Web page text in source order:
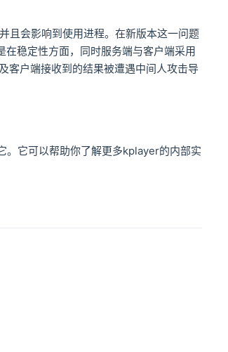
且会影响到使用进程。在新版本这一问题
稳定性方面，同时服务端与客户端采用
客户端接收到的结果被遭遇中间人攻击导
它可以帮助你了解更多kplayer的内部实